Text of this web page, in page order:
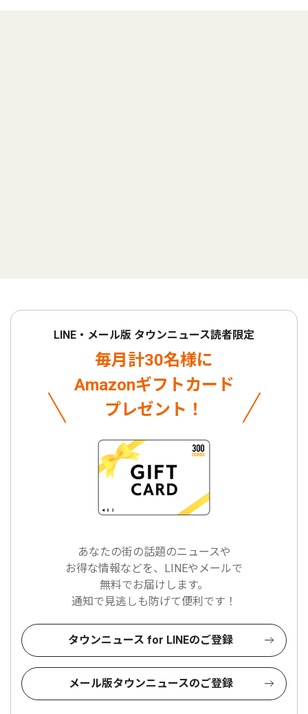
LINE・メール版 タウンニュース読者限定
毎月計30名様に
Amazonギフトカード
プレゼント！
あなたの街の話題のニュースや
お得な情報などを、LINEやメールで
無料でお届けします。
通知で見逃しも防げて便利です！
タウンニュース for LINEのご登録
メール版タウンニュースのご登録